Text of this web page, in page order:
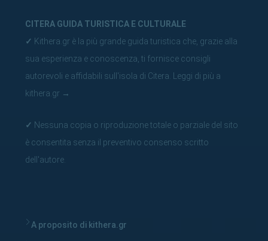
CITERA GUIDA TURISTICA E CULTURALE
✓ Kithera.gr è la più grande guida turistica che, grazie alla
sua esperienza e conoscenza, ti fornisce consigli
autorevoli e affidabili sull'isola di Citera.
Leggi di più a
kithera.gr →
✓ Nessuna copia o riproduzione totale o parziale del sito
è consentita senza il preventivo consenso scritto
dell'autore.
A proposito di kithera.gr